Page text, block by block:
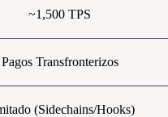
~1,500 TPS
Pagos Transfronterizos
(Sidechains/Hooks)